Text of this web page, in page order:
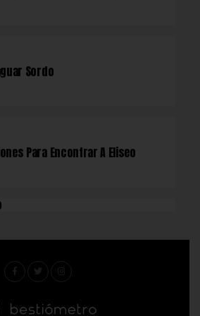
Sordo
Para Encontrar A Eliseo